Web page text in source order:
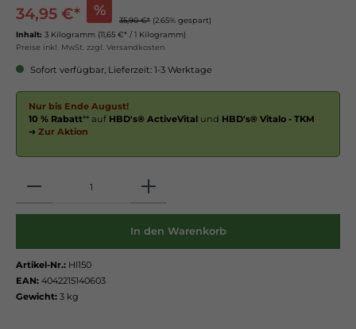
34,95 €* %
35,90 €* (2.65% gespart)
Inhalt: 3 Kilogramm (11,65 €* / 1 Kilogramm)
Preise inkl. MwSt. zzgl. Versandkosten
Sofort verfügbar, Lieferzeit: 1-3 Werktage
Nur bis Ende August!
10 % Rabatt** auf HBD's® ActiveVital und HBD's® Vitalo - TKM
➔ Zur Aktion
In den Warenkorb
Artikel-Nr.: HI150
EAN: 4042215140603
Gewicht: 3 kg